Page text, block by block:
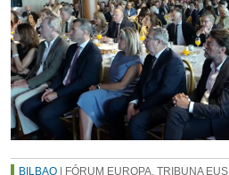
BILBAO | FÓRUM EUROPA. TRIBUNA